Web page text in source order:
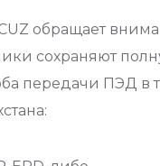
обращает
сохраняют
передачи ПЭД в